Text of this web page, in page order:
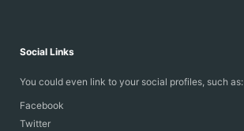
Social Links
You could even link to your social profiles, such as:
Facebook
Twitter